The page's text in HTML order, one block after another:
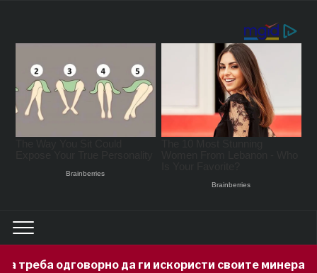
да ги искористи своите минерални богатства